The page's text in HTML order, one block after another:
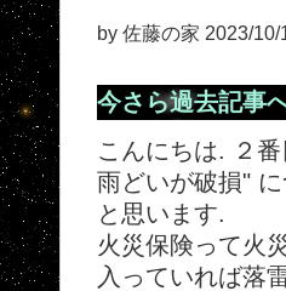
by 佐藤の家 2023/
今さら過去記事
こんにちは. ２
雨どいが破損"
と思います.
火災保険って火
入っていれば落